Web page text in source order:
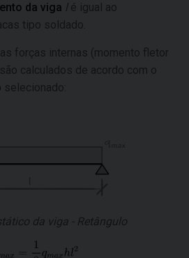
da viga lé igual ao
tipo soldado.
forças internas (momento fletor
calculados de acordo com o
selecionado:
da viga - Retângulo